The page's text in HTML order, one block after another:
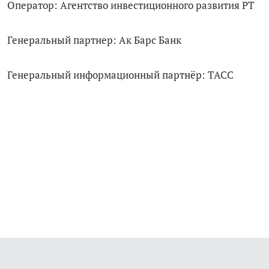
Оператор: Агентство инвестиционного развития РТ
Генеральный партнер: Ак Барс Банк
Генеральный информационный партнёр: ТАСС